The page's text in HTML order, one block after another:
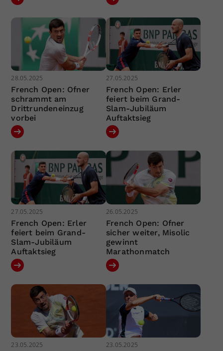
28.05.2025
French Open: Ofner
schrammt am
Drittrundeneinzug
vorbei
27.05.2025
French Open: Erler
feiert beim Grand-
Slam-Jubiläum
Auftaktsieg
27.05.2025
French Open: Erler
feiert beim Grand-
Slam-Jubiläum
Auftaktsieg
26.05.2025
French Open: Ofner
sicher weiter, Misolic
gewinnt
Marathonmatch
23.05.2025 23.05.2025